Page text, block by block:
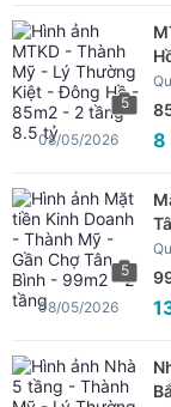
5
8
08/05/2026
5
08/05/2026